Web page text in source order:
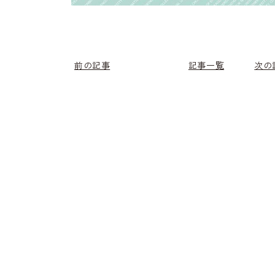
前の記事 記事一覧 次の